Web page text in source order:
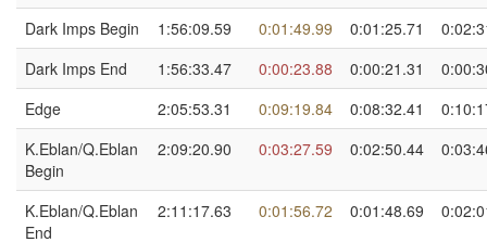
Dark Imps Begin
1:56:09.59 0:01:49.99 0:01:25.71
Dark Imps End
1:56:33.47 0:00:23.88 0:00:21.31
Edge
2:05:53.31 0:09:19.84 0:08:32.41
K.Eblan/Q.Eblan
Begin
2:09:20.90 0:03:27.59 0:02:50.44
K.Eblan/Q.Eblan
End
2:11:17.63 0:01:56.72 0:01:48.69